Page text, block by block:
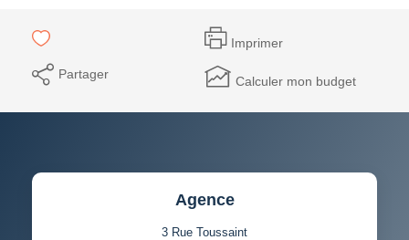
Imprimer
Partager Calculer mon budget
Agence
3 Rue Toussaint